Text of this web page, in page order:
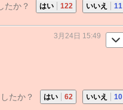
たか？ はい 122 いいえ 11
3月24日 15:49
たか？ はい 62 いいえ 10